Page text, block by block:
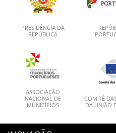
PRESIDÊNCIA DA
REPÚBLICA
ASSOCIAÇÃO
NACIONAL DE
MUNICÍPIOS
COMITÉ
DA UNIÃO